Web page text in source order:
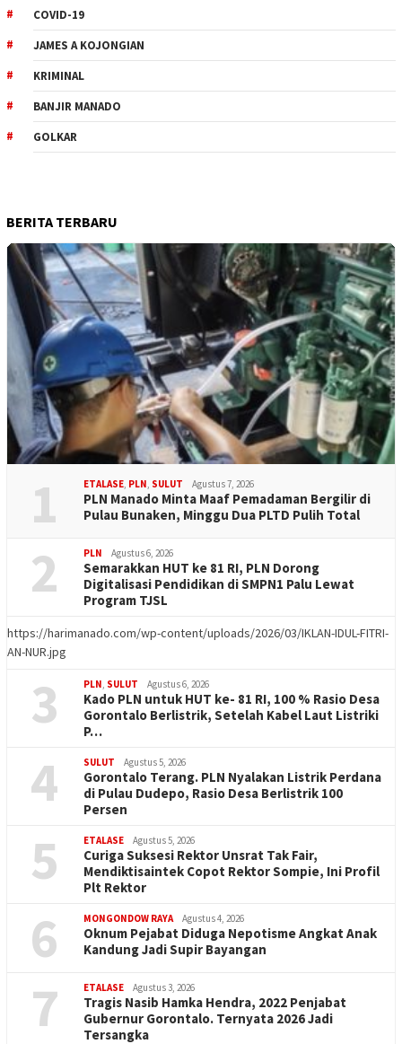
COVID-19
JAMES A KOJONGIAN
KRIMINAL
BANJIR MANADO
GOLKAR
BERITA TERBARU
1 ETALASE PLN SULUT Agustus 7, 2026
PLN Manado Minta Maaf Pemadaman Bergilir di
Pulau Bunaken, Minggu Dua PLTD Pulih Total
2 PLN Agustus 6, 2026
Semarakkan HUT ke 81 RI, PLN Dorong
Digitalisasi Pendidikan di SMPN1 Palu Lewat
Program TJSL
https://harimanado.com/wp-content/uploads/2026/03/IKLAN-IDUL-FITRI-
AN-NUR.jpg
3 PLN SULUT Agustus 6, 2026
Kado PLN untuk HUT ke- 81 RI, 100 % Rasio Desa
Gorontalo Berlistrik, Setelah Kabel Laut Listriki
P…
4 SULUT Agustus 5, 2026
Gorontalo Terang. PLN Nyalakan Listrik Perdana
di Pulau Dudepo, Rasio Desa Berlistrik 100
Persen
5 ETALASE Agustus 5, 2026
Curiga Suksesi Rektor Unsrat Tak Fair,
Mendiktisaintek Copot Rektor Sompie, Ini Profil
Plt Rektor
6 MONGONDOW RAYA Agustus 4, 2026
Oknum Pejabat Diduga Nepotisme Angkat Anak
Kandung Jadi Supir Bayangan
7 ETALASE Agustus 3, 2026
Tragis Nasib Hamka Hendra, 2022 Penjabat
Gubernur Gorontalo. Ternyata 2026 Jadi
Tersangka